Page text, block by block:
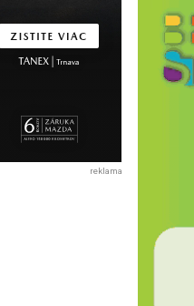
reklama